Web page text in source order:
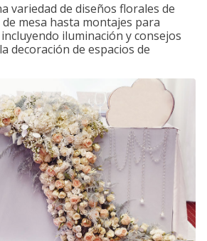
variedad de diseños florales de
mesa hasta montajes para
iluminación y consejos
decoración de espacios de